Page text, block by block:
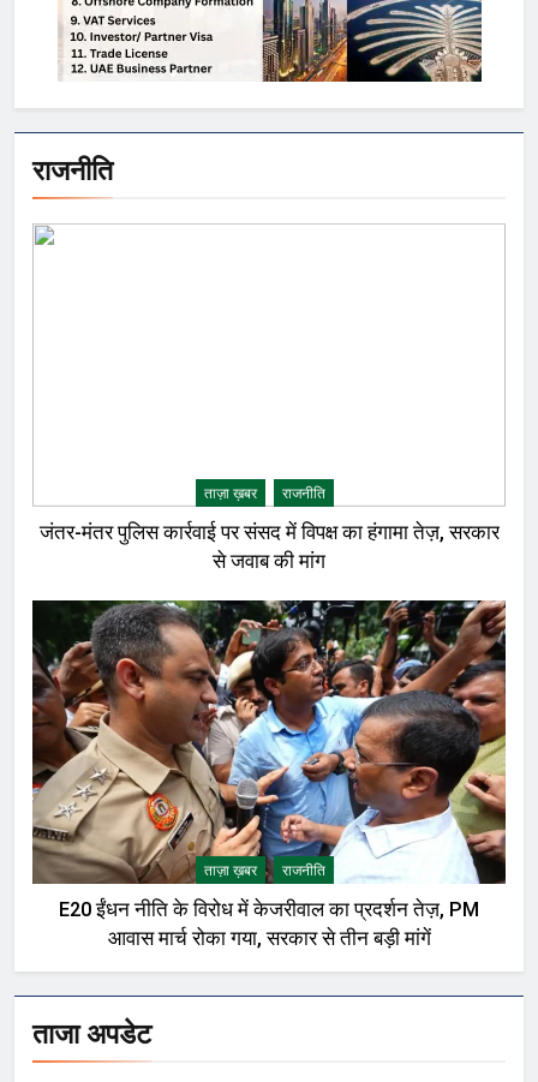
राजनीति
ताज़ा ख़बर राजनीति
जंतर-मंतर पुलिस कार्रवाई पर संसद में विपक्ष का हंगामा तेज़, सरकार
से जवाब की मांग
ताज़ा ख़बर राजनीति
E20 ईंधन नीति के विरोध में केजरीवाल का प्रदर्शन तेज़, PM
आवास मार्च रोका गया, सरकार से तीन बड़ी मांगें
ताजा अपडेट